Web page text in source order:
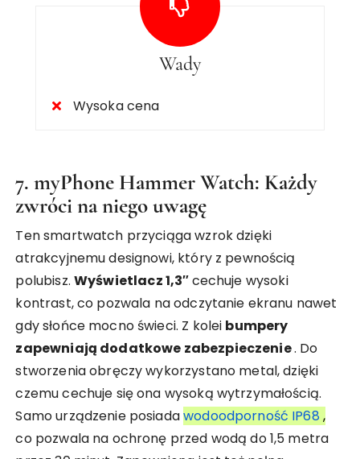
Wady
Wysoka cena
7. myPhone Hammer Watch: Każdy
zwróci na niego uwagę
Ten smartwatch przyciąga wzrok dzięki
atrakcyjnemu designowi, który z pewnością
polubisz. Wyświetlacz 1,3″cechuje wysoki
kontrast, co pozwala na odczytanie ekranu nawet
gdy słońce mocno świeci. Z kolei bumpery
zapewniają dodatkowe zabezpieczenie. Do
stworzenia obręczy wykorzystano metal, dzięki
czemu cechuje się ona wysoką wytrzymałością.
Samo urządzenie posiadawodoodporność IP68 ,
co pozwala na ochronę przed wodą do 1,5 metra